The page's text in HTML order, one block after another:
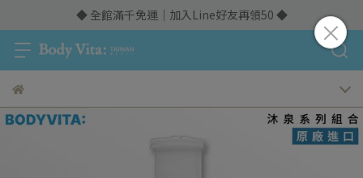
◆ 全館滿千免運｜加入Line好友再領50 ◆